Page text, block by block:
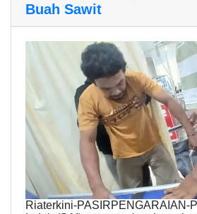
Buah Sawit
Riaterkini-PASIRPENGARAIAN-